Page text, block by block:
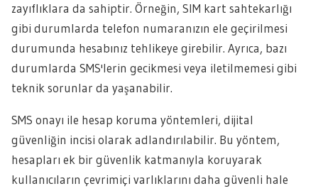
zayıflıklara da sahiptir. Örneğin, SIM kart sahtekarlığı
gibi durumlarda telefon numaranızın ele geçirilmesi
durumunda hesabınız tehlikeye girebilir. Ayrıca, bazı
durumlarda SMS'lerin gecikmesi veya iletilmemesi gibi
teknik sorunlar da yaşanabilir.
SMS onayı ile hesap koruma yöntemleri, dijital
güvenliğin incisi olarak adlandırılabilir. Bu yöntem,
hesapları ek bir güvenlik katmanıyla koruyarak
kullanıcıların çevrimiçi varlıklarını daha güvenli hale